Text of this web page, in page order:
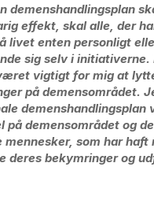
demenshandlingsplan
effekt, skal alle, der
livet enten personligt
sig selv i initiativerne.
vigtigt for mig at
på demensområdet.
demenshandlingsplan
på demensområdet og
mennesker, som har
deres bekymringer og